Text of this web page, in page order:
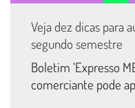
Veja dez dicas para
segundo semestre
Boletim ‘Expresso
comerciante pode